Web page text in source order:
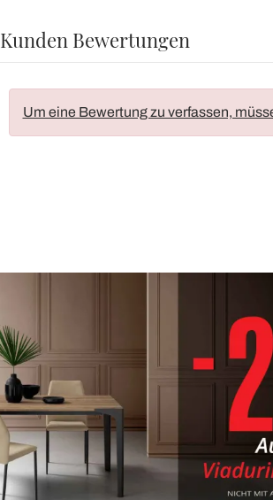
Kunden Bewertungen
Um eine Bewertung zu verfassen,